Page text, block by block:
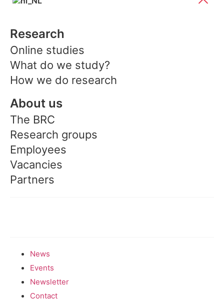
Research
Online studies
What do we study?
How we do research
About us
The BRC
Research groups
Employees
Vacancies
Partners
News
Events
Newsletter
Contact